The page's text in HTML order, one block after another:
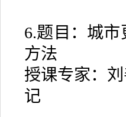
6.题目：城
方法
授课专家：
记